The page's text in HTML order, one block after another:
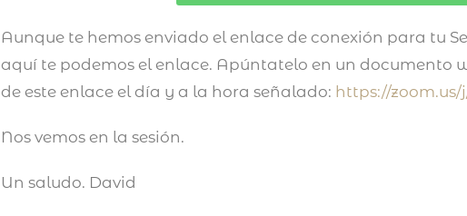
Aunque te hemos enviado el enlace de conexión para tu
aquí te podemos el enlace. Apúntatelo en un documento
de este enlace el día y a la hora señalado: https://zoom.us/
Nos vemos en la sesión.
Un saludo. David